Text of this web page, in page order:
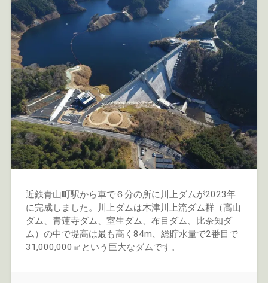
近鉄青山町駅から車で６分の所に川上ダムが2023年
に完成しました。川上ダムは木津川上流ダム群（高山
ダム、青蓮寺ダム、室生ダム、布目ダム、比奈知ダ
ム）の中で堤高は最も高く84m、総貯水量で2番目で
31,000,000㎥という巨大なダムです。